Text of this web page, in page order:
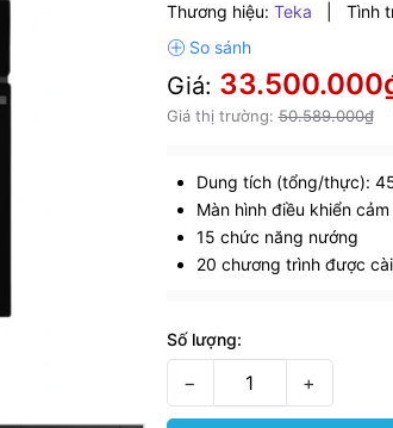
Thương hiệu: Teka Tình
Giá:
Giá thị trường:50.589.000₫
Dung tích (tổng/thực):
Màn hình điều khiển
15 chức năng nướng
20 chương trình được
Số lượng:
− +